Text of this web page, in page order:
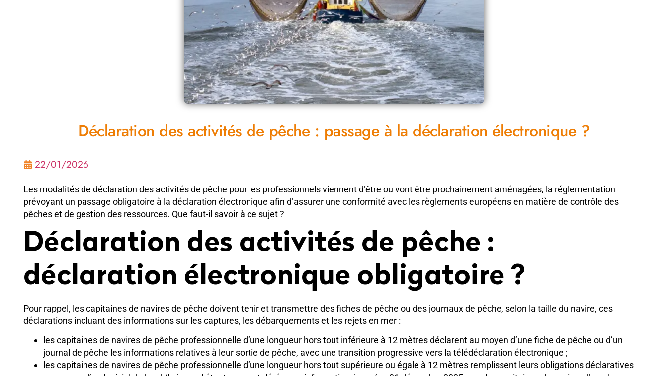
Déclaration des activités de pêche : passage à la déclaration électronique ?
22/01/2026
Les modalités de déclaration des activités de pêche pour les professionnels viennent d’être ou vont être prochainement aménagées, la réglementation
prévoyant un passage obligatoire à la déclaration électronique afin d’assurer une conformité avec les règlements européens en matière de contrôle des
pêches et de gestion des ressources. Que faut-il savoir à ce sujet ?
Déclaration des activités de pêche :
déclaration électronique obligatoire ?
Pour rappel, les capitaines de navires de pêche doivent tenir et transmettre des fiches de pêche ou des journaux de pêche, selon la taille du navire, ces
déclarations incluant des informations sur les captures, les débarquements et les rejets en mer :
les capitaines de navires de pêche professionnelle d’une longueur hors tout inférieure à 12 mètres déclarent au moyen d’une fiche de pêche ou d’un
journal de pêche les informations relatives à leur sortie de pêche, avec une transition progressive vers la télédéclaration électronique ;
les capitaines de navires de pêche professionnelle d’une longueur hors tout supérieure ou égale à 12 mètres remplissent leurs obligations déclaratives